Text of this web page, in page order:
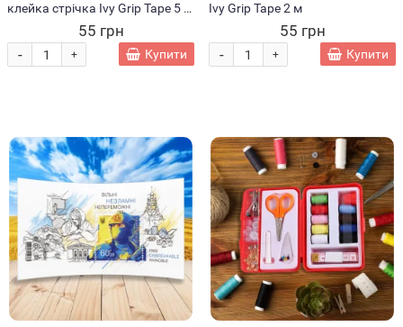
клейка стрічка Ivy Grip Tape 5 м
2см ширина (X05/762)
55 грн
+
- Купити
Ivy Grip Tape 2 м
55 грн
+
- Купити